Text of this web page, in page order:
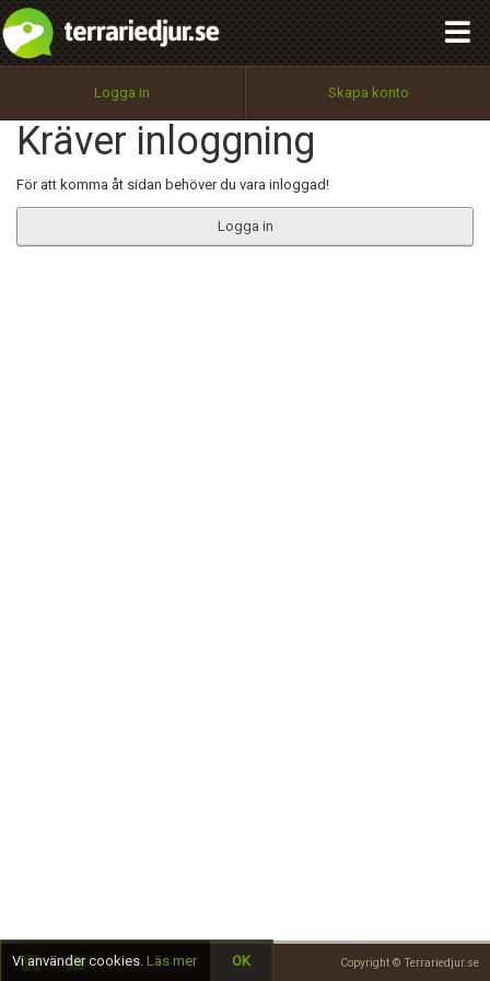
Logga in Skapa konto
Kräver inloggning
För att komma åt sidan behöver du vara inloggad!
Logga in
Copyright © Terrariedjur.se
Utför
100%
OK
integritetspolicy
Namn:
Epost:
Begär nytt lösenord
Tillbaka till förstasidan
Vi använder cookies. Läs mer OK